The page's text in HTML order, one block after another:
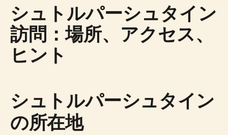
シュトルパーシュタイン
訪問：場所、アクセス、
ヒント
シュトルパーシュタイン
の所在地